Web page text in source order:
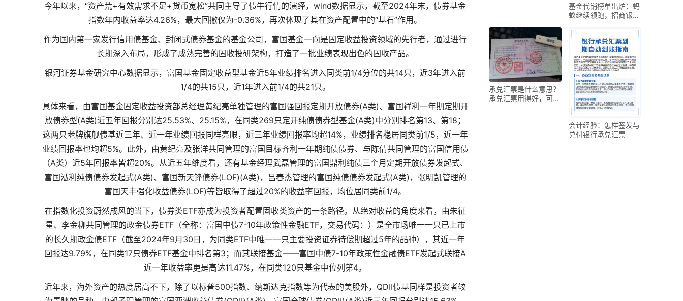
今年以来，“资产荒+有效需求不足+货币宽松”共同主导了债牛行情的演绎，wind数据显示，截至2024年末，债券基金
指数年内收益率达4.26%，最大回撤仅为-0.36%，再次体现了其在资产配置中的“基石”作用。
作为国内第一家发行信用债基金、封闭式债券基金的基金公司，富国基金一向是固定收益投资领域的先行者，通过进行
长期深入布局，形成了成熟完善的固收投研架构，打造了一批业绩表现出色的固收产品。
银河证券基金研究中心数据显示，富国基金固定收益型基金近5年业绩排名进入同类前1/4分位的共14只，近3年进入前
1/4的共15只，近1年进入前1/4的共21只。
具体来看，由富国基金固定收益投资部总经理黄纪亮单独管理的富国强回报定期开放债券(A类)、富国祥利一年期定期开
放债券型(A类)近五年回报分别达25.53%、25.15%，在同类269只定开纯债债券型基金(A类)中分别排名第13、第18；
这两只老牌旗舰债基近三年、近一年业绩回报同样亮眼，近三年业绩回报率均超14%，业绩排名稳居同类前1/5，近一年
业绩回报率也均超5%。此外，由黄纪亮及张洋共同管理的富国目标齐利一年期纯债债券、与陈倩共同管理的富国信用债
（A类）近5年回报率皆超20%。从近五年维度看，还有基金经理武磊管理的富国鼎利纯债三个月定期开放债券发起式、
富国泓利纯债债券发起式(A类)、富国新天锋债券(LOF)(A类)，吕春杰管理的富国纯债债券发起式(A类)，张明凯管理的
富国天丰强化收益债券(LOF)等皆取得了超过20%的收益率回报，均位居同类前1/4。
在指数化投资蔚然成风的当下，债券类ETF亦成为投资者配置固收类资产的一条路径。从绝对收益的角度来看，由朱征
星、李金柳共同管理的政金债券ETF（全称：富国中债7-10年政策性金融ETF，交易代码：）是全市场唯一一只已上市
的长久期政金债ETF（截至2024年9月30日，为同类ETF中唯一一只主要投资证券待偿期超过5年的品种），其近一年
回报达9.79%，在同类17只债券ETF基金中排名第3；而其联接基金——富国中债7-10年政策性金融债ETF发起式联接A
近一年收益率更是高达11.47%，在同类120只基金中位列第4。
近年来，海外资产的热度居高不下，除了以标普500指数、纳斯达克指数等为代表的美股外，QDII债基同样是投资者较
基金代销榜单出炉：蚂
蚁继续领跑，招商银行
承兑汇票是什么意思？
承兑汇票用得好，可以
会计经验：怎样签发与
兑付银行承兑汇票